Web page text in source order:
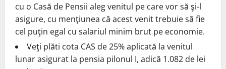
cu o Casă de Pensii aleg venitul pe care vor să şi-l
asigure, cu menţiunea că acest venit trebuie să fie
cel puţin egal cu salariul minim brut pe economie.
Veţi plăti cota CAS de 25% aplicată la venitul
lunar asigurat la pensia pilonul I, adică 1.082 de lei